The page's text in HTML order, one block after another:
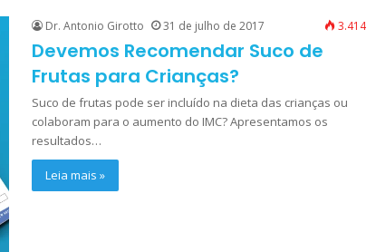
Dr. Antonio Girotto 31 de julho de 2017 3.414
Devemos Recomendar Suco de
Frutas para Crianças?
Suco de frutas pode ser incluído na dieta das crianças ou
colaboram para o aumento do IMC? Apresentamos os
resultados…
Leia mais »